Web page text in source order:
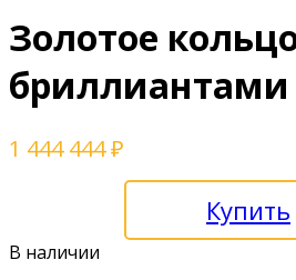
Золотое
бриллиантами
1 444 444₽
Купить
В наличии